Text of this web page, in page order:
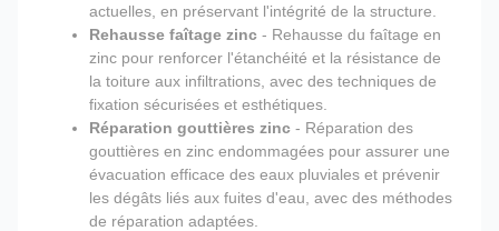
actuelles, en préservant l'intégrité de la structure.
Rehausse faîtage zinc - Rehausse du faîtage en
zinc pour renforcer l'étanchéité et la résistance de
la toiture aux infiltrations, avec des techniques de
fixation sécurisées et esthétiques.
Réparation gouttières zinc - Réparation des
gouttières en zinc endommagées pour assurer une
évacuation efficace des eaux pluviales et prévenir
les dégâts liés aux fuites d'eau, avec des méthodes
de réparation adaptées.